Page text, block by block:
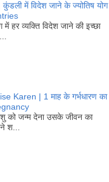
में विदेश जाने के ज्योतिष योग
व्यक्ति विदेश जाने की इच्छा
Karen | 1 माह के गर्भधारण का
को जन्म देना उसके जीवन का
श...